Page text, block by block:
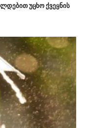
უცხო ქვეყნის